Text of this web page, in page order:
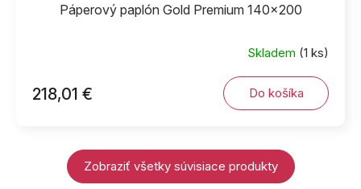
Páperový paplón Gold Premium 140x200
Skladem (1 ks)
218,01 € Do košíka
Zobraziť všetky súvisiace produkty